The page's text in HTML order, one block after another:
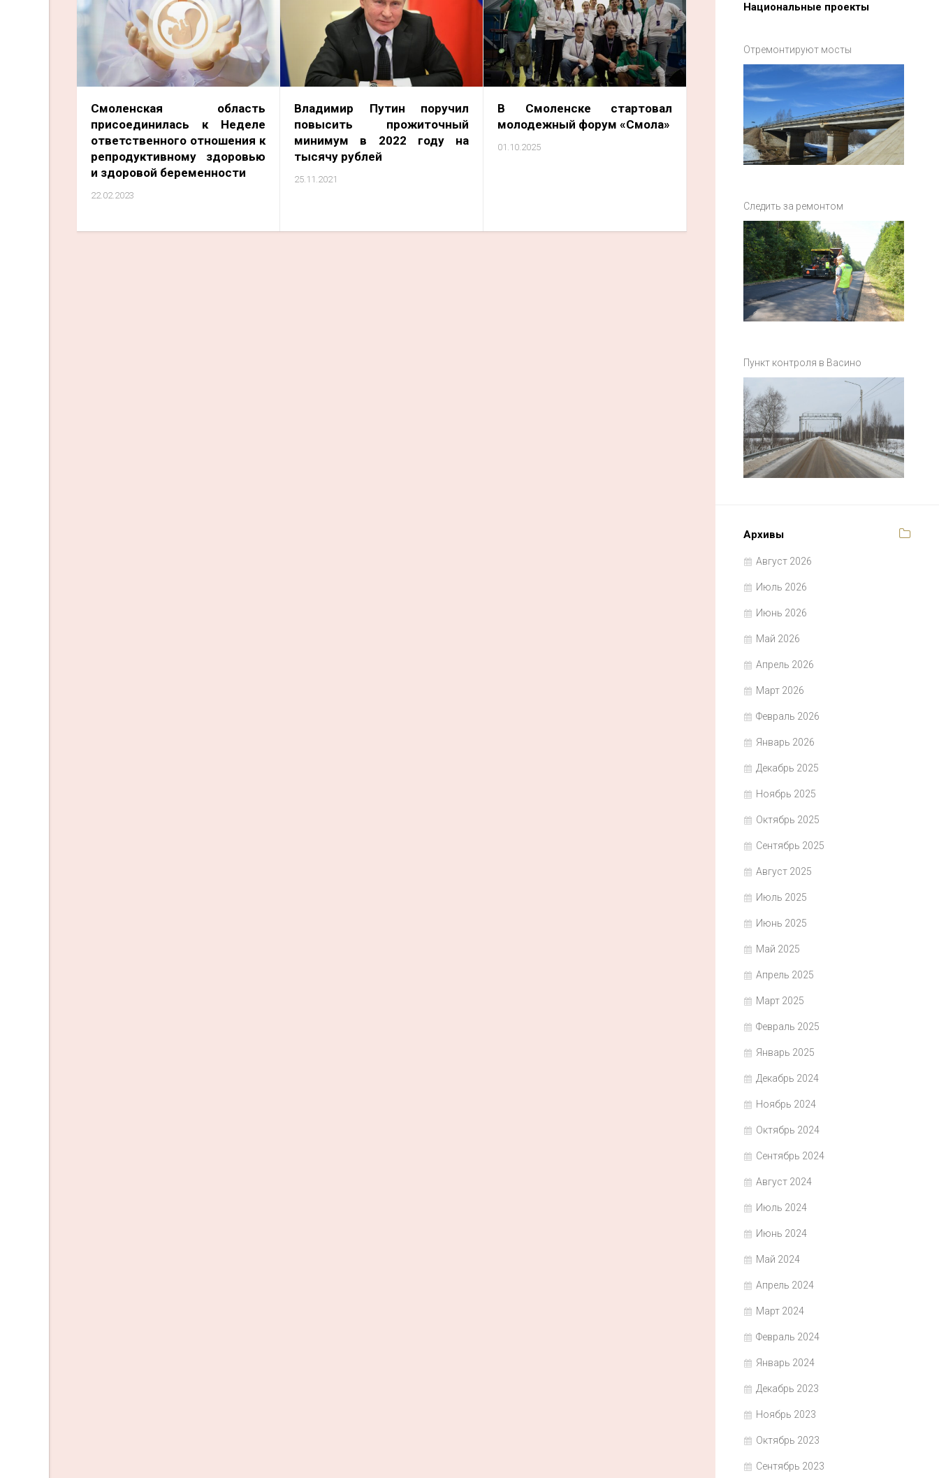
Смоленская область
присоединилась к Неделе
ответственного отношения к
репродуктивному здоровью
и здоровой беременности
22.02.2023
Владимир Путин поручил
повысить прожиточный
минимум в 2022 году на
тысячу рублей
25.11.2021
В Смоленске стартовал
молодежный форум «Смола»
01.10.2025
Национальные проекты
Отремонтируют мосты
Следить за ремонтом
Пункт контроля в Васино
Архивы
Август 2026
Июль 2026
Июнь 2026
Май 2026
Апрель 2026
Март 2026
Февраль 2026
Январь 2026
Декабрь 2025
Ноябрь 2025
Октябрь 2025
Сентябрь 2025
Август 2025
Июль 2025
Июнь 2025
Май 2025
Апрель 2025
Март 2025
Февраль 2025
Январь 2025
Декабрь 2024
Ноябрь 2024
Октябрь 2024
Сентябрь 2024
Август 2024
Июль 2024
Июнь 2024
Май 2024
Апрель 2024
Март 2024
Февраль 2024
Январь 2024
Декабрь 2023
Ноябрь 2023
Октябрь 2023
Сентябрь 2023